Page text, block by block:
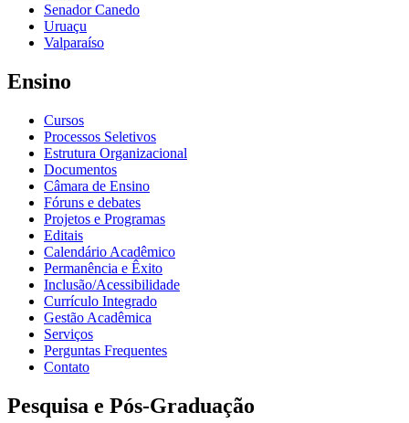
Senador Canedo
Uruaçu
Valparaíso
Ensino
Cursos
Processos Seletivos
Estrutura Organizacional
Documentos
Câmara de Ensino
Fóruns e debates
Projetos e Programas
Editais
Calendário Acadêmico
Permanência e Êxito
Inclusão/Acessibilidade
Currículo Integrado
Gestão Acadêmica
Serviços
Perguntas Frequentes
Contato
Pesquisa e Pós-Graduação